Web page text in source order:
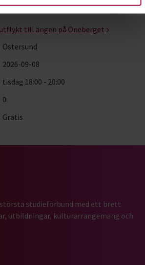
till ängen på Öneberget
Östersund
2026-09-08
tisdag 18:00 - 20:00
0
Gratis
startsida
största studieförbund med ett brett
utbildningar, kulturarrangemang och